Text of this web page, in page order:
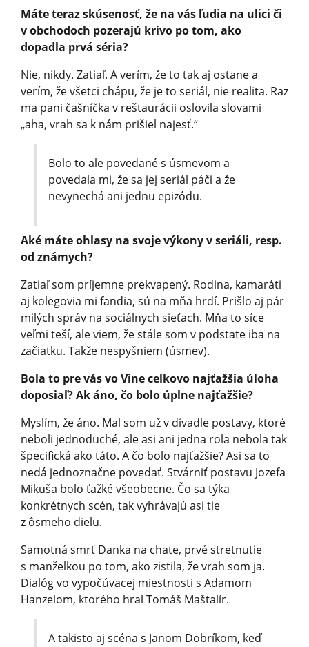
Máte teraz skúsenosť, že na vás ľudia na ulici či
v obchodoch pozerajú krivo po tom, ako
dopadla prvá séria?
Nie, nikdy. Zatiaľ. A verím, že to tak aj ostane a
verím, že všetci chápu, že je to seriál, nie realita. Raz
ma pani čašníčka v reštaurácii oslovila slovami
„aha, vrah sa k nám prišiel najesť.“
Bolo to ale povedané s úsmevom a
povedala mi, že sa jej seriál páči a že
nevynechá ani jednu epizódu.
Aké máte ohlasy na svoje výkony v seriáli, resp.
od známych?
Zatiaľ som príjemne prekvapený. Rodina, kamaráti
aj kolegovia mi fandia, sú na mňa hrdí. Prišlo aj pár
milých správ na sociálnych sieťach. Mňa to síce
veľmi teší, ale viem, že stále som v podstate iba na
začiatku. Takže nespyšniem (úsmev).
Bola to pre vás vo Vine celkovo najťažšia úloha
doposiaľ? Ak áno, čo bolo úplne najťažšie?
Myslím, že áno. Mal som už v divadle postavy, ktoré
neboli jednoduché, ale asi ani jedna rola nebola tak
špecifická ako táto. A čo bolo najťažšie? Asi sa to
nedá jednoznačne povedať. Stvárniť postavu Jozefa
Mikuša bolo ťažké všeobecne. Čo sa týka
konkrétnych scén, tak vyhrávajú asi tie
z ôsmeho dielu.
Samotná smrť Danka na chate, prvé stretnutie
s manželkou po tom, ako zistila, že vrah som ja.
Dialóg vo vypočúvacej miestnosti s Adamom
Hanzelom, ktorého hral Tomáš Maštalír.
A takisto aj scéna s Janom Dobríkom, keď